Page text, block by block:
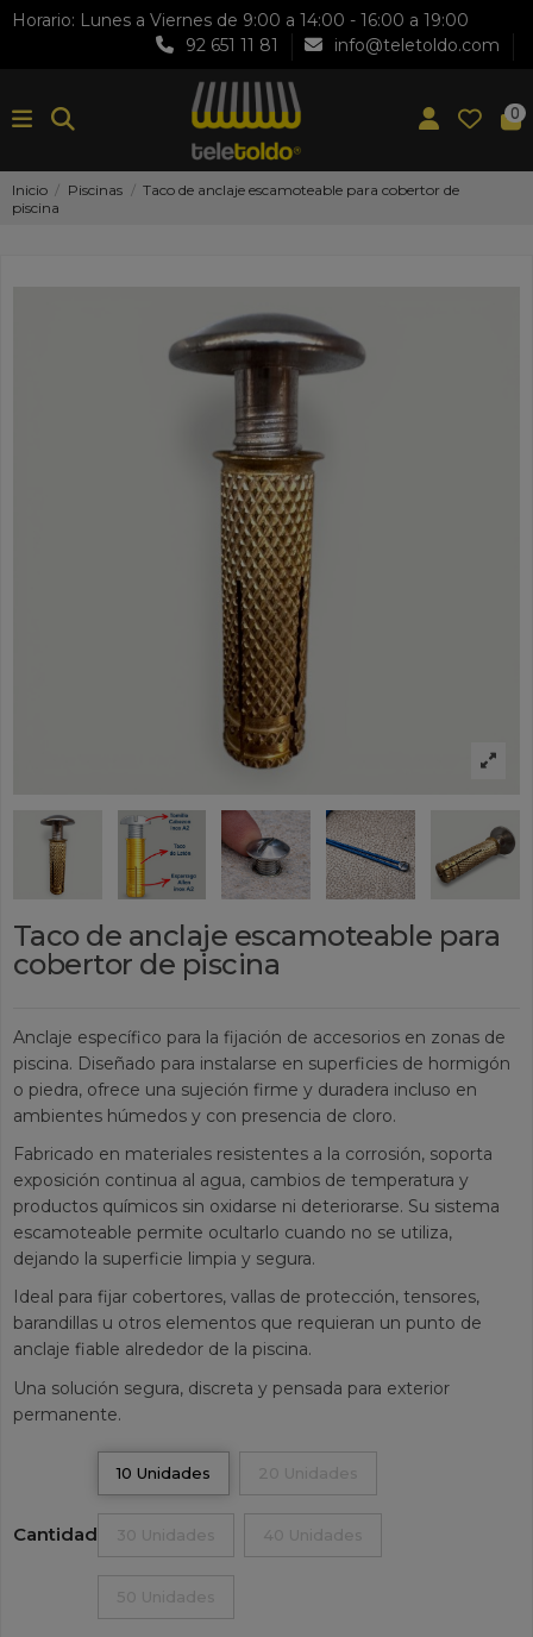
Horario: Lunes a Viernes de 9:00 a 14:00 - 16:00 a 19:00
92 651 11 81
info@teletoldo.com
0
Inicio Piscinas
Taco de anclaje escamoteable para cobertor de
piscina
Taco de anclaje escamoteable para
cobertor de piscina
Anclaje específico para la fijación de accesorios en zonas de
piscina. Diseñado para instalarse en superficies de hormigón
o piedra, ofrece una sujeción firme y duradera incluso en
ambientes húmedos y con presencia de cloro.
Fabricado en materiales resistentes a la corrosión, soporta
exposición continua al agua, cambios de temperatura y
productos químicos sin oxidarse ni deteriorarse. Su sistema
escamoteable permite ocultarlo cuando no se utiliza,
dejando la superficie limpia y segura.
Ideal para fijar cobertores, vallas de protección, tensores,
barandillas u otros elementos que requieran un punto de
anclaje fiable alrededor de la piscina.
Una solución segura, discreta y pensada para exterior
permanente.
Cantidad
10 Unidades